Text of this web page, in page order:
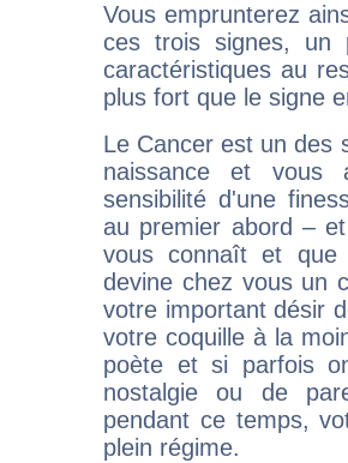
Vous emprunterez
ces trois signes, un
caractéristiques au
plus fort que le signe
Le Cancer est un des
naissance et vous
sensibilité d'une
au premier abord –
vous connaît et
devine chez vous un
votre important désir
votre coquille à la
poète et si parfois
nostalgie ou de
pendant ce temps,
plein régime.